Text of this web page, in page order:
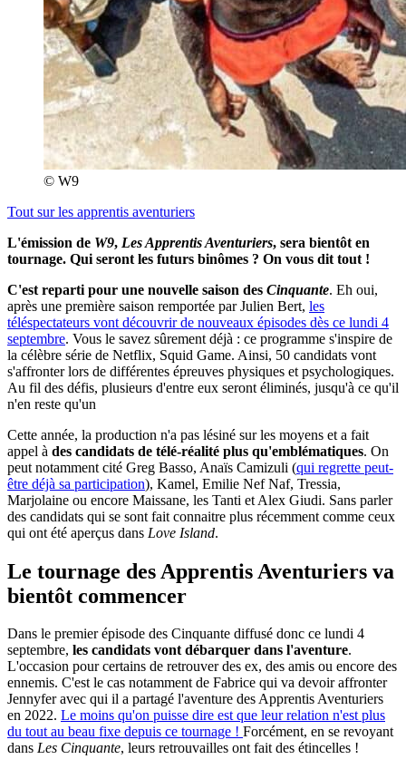
© W9
Tout surles apprentis aventuriers
L'émission de W9, Les Apprentis Aventuriers, sera bientôt en
tournage. Qui seront les futurs binômes ? On vous dit tout !
C'est reparti pour une nouvelle saison des Cinquante. Eh oui,
après une première saison remportée par Julien Bert, les
téléspectateurs vont découvrir de nouveaux épisodes dès ce lundi 4
septembre. Vous le savez sûrement déjà : ce programme s'inspire de
la célèbre série de Netflix, Squid Game. Ainsi, 50 candidats vont
s'affronter lors de différentes épreuves physiques et psychologiques.
Au fil des défis, plusieurs d'entre eux seront éliminés, jusqu'à ce qu'il
n'en reste qu'un
Cette année, la production n'a pas lésiné sur les moyens et a fait
appel à des candidats de télé-réalité plus qu'emblématiques. On
peut notamment cité Greg Basso, Anaïs Camizuli (qui regrette peut-
être déjà sa participation), Kamel, Emilie Nef Naf, Tressia,
Marjolaine ou encore Maissane, les Tanti et Alex Giudi. Sans parler
des candidats qui se sont fait connaitre plus récemment comme ceux
qui ont été aperçus dans Love Island.
Le tournage des Apprentis Aventuriers va
bientôt commencer
Dans le premier épisode des Cinquante diffusé donc ce lundi 4
septembre, les candidats vont débarquer dans l'aventure.
L'occasion pour certains de retrouver des ex, des amis ou encore des
ennemis. C'est le cas notamment de Fabrice qui va devoir affronter
Jennyfer avec qui il a partagé l'aventure des Apprentis Aventuriers
en 2022. Le moins qu'on puisse dire est que leur relation n'est plus
du tout au beau fixe depuis ce tournage ! Forcément, en se revoyant
dans Les Cinquante, leurs retrouvailles ont fait des étincelles !